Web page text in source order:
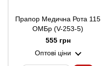
Прапор Медична Рота 115
ОМБр (V-253-5)
555 грн
Оптові ціни